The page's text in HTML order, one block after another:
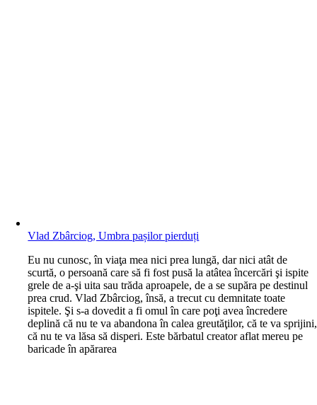
Vlad Zbârciog, Umbra pașilor pierduți
Eu nu cunosc, în viaţa mea nici prea lungă, dar nici atât de
scurtă, o persoană care să fi fost pusă la atâtea încercări şi ispite
grele de a-şi uita sau trăda aproapele, de a se supăra pe destinul
prea crud. Vlad Zbârciog, însă, a trecut cu demnitate toate
ispitele. Şi s-a dovedit a fi omul în care poţi avea încredere
deplină că nu te va abandona în calea greutăţilor, că te va sprijini,
că nu te va lăsa să disperi. Este bărbatul creator aflat mereu pe
baricade în apărarea